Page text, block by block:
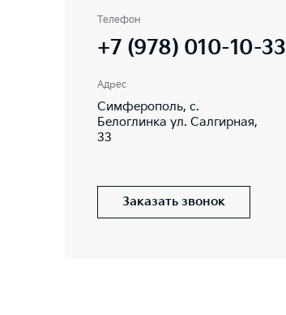
Телефон
+7 (978) 010-10-33
Адрес
Симферополь, с.
Белоглинка ул. Салгирная,
33
Заказать звонок